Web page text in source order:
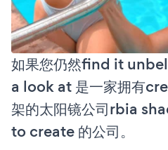
如果您仍然find it
a look at 是一家拥有
架的太阳镜公司rbia
to create 的公司。